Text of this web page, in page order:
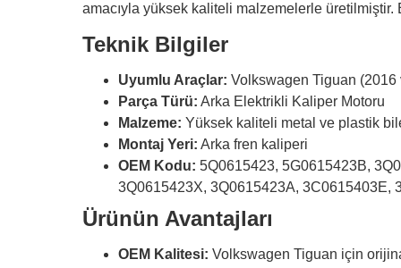
amacıyla yüksek kaliteli malzemelerle
Teknik Bilgiler
Uyumlu Araçlar: Volkswagen Tiguan (2016
Parça Türü: Arka Elektrikli Kaliper Motoru
Malzeme: Yüksek kaliteli metal ve plastik
Montaj Yeri: Arka fren kaliperi
OEM Kodu: 5Q0615423, 5G0615423B,
3Q0615423X, 3Q0615423A, 3C0615403E,
Ürünün Avantajları
OEM Kalitesi: Volkswagen Tiguan için